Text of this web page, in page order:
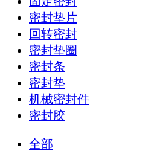
密封垫片
回转密封
密封垫圈
密封条
密封垫
机械密封件
密封胶
全部